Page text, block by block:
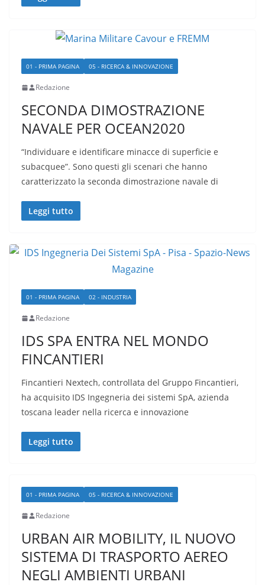
01 - PRIMA PAGINA 05 - RICERCA & INNOVAZIONE
Redazione
SECONDA DIMOSTRAZIONE
NAVALE PER OCEAN2020
“Individuare e identificare minacce di superficie e
subacquee”. Sono questi gli scenari che hanno
caratterizzato la seconda dimostrazione navale di
Leggi tutto
01 - PRIMA PAGINA 02 - INDUSTRIA
Redazione
IDS SPA ENTRA NEL MONDO
FINCANTIERI
Fincantieri Nextech, controllata del Gruppo Fincantieri,
ha acquisito IDS Ingegneria dei sistemi SpA, azienda
toscana leader nella ricerca e innovazione
Leggi tutto
01 - PRIMA PAGINA 05 - RICERCA & INNOVAZIONE
Redazione
URBAN AIR MOBILITY, IL NUOVO
SISTEMA DI TRASPORTO AEREO
NEGLI AMBIENTI URBANI